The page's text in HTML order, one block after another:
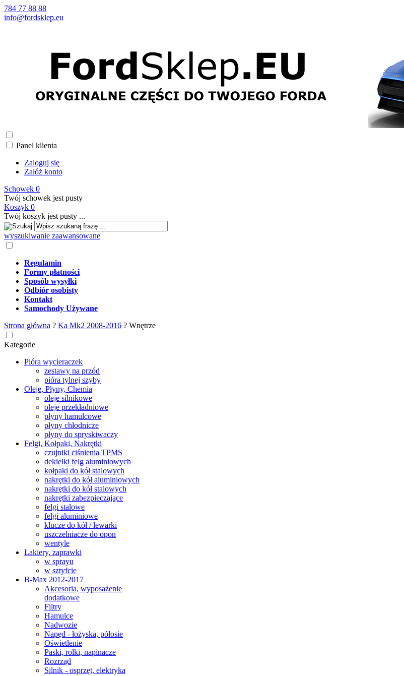
784 77 88 88
info@fordsklep.eu
Panel klienta
Zaloguj się
Załóż konto
Schowek 0
Twój schowek jest pusty
Koszyk 0
Twój koszyk jest pusty ...
wyszukiwanie zaawansowane
Regulamin
Formy płatności
Sposób wysyłki
Odbiór osobisty
Kontakt
Samochody Używane
Strona główna ? Ka Mk2 2008-2016 ? Wnętrze
Kategorie
Pióra wycieraczek
zestawy na przód
pióra tylnej szyby
Oleje, Płyny, Chemia
oleje silnikowe
oleje przekładniowe
płyny hamulcowe
płyny chłodnicze
płyny do spryskiwaczy
Felgi, Kołpaki, Nakrętki
czujniki ciśnienia TPMS
dekielki felg aluminiowych
kołpaki do kół stalowych
nakrętki do kół aluminiowych
nakrętki do kół stalowych
nakrętki zabezpieczające
felgi stalowe
felgi aluminiowe
klucze do kół / lewarki
uszczelniacze do opon
wentyle
Lakiery, zaprawki
w sprayu
w sztyfcie
B-Max 2012-2017
Akcesoria, wyposażenie
dodatkowe
Filtry
Hamulce
Nadwozie
Napęd - łożyska, półosie
Oświetlenie
Paski, rolki, napinacze
Rozrząd
Silnik - osprzęt, elektryka